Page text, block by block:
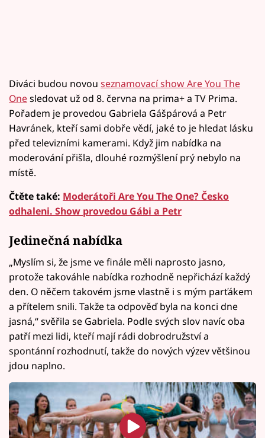
Diváci budou novou seznamovací show Are You The
Onesledovat už od 8. června na prima+ a TV Prima.
Pořadem je provedou Gabriela Gášpárová a Petr
Havránek, kteří sami dobře vědí, jaké to je hledat lásku
před televizními kamerami. Když jim nabídka na
moderování přišla, dlouhé rozmýšlení prý nebylo na
místě.
Čtěte také: Moderátoři Are You The One? Česko
odhaleni. Show provedou Gábi a Petr
Jedinečná nabídka
„Myslím si, že jsme ve finále měli naprosto jasno,
protože takováhle nabídka rozhodně nepřichází každý
den. O něčem takovém jsme vlastně i s mým parťákem
a přítelem snili. Takže ta odpověď byla na konci dne
jasná,“ svěřila se Gabriela. Podle svých slov navíc oba
patří mezi lidi, kteří mají rádi dobrodružství a
spontánní rozhodnutí, takže do nových výzev většinou
jdou naplno.